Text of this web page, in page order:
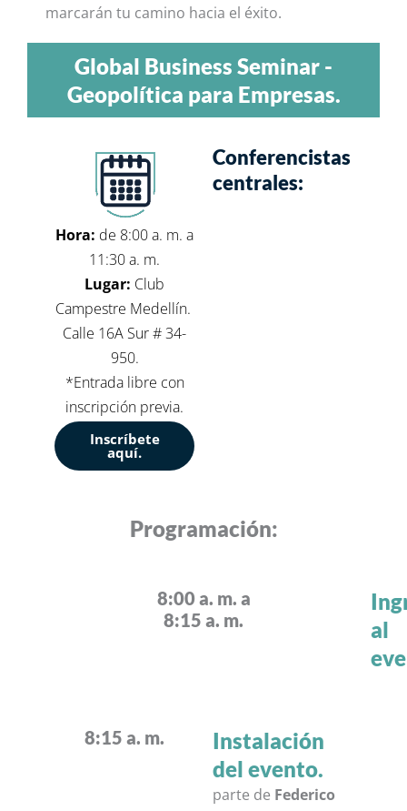
marcarán tu camino hacia el éxito.
Global Business Seminar -
Geopolítica para Empresas.
Hora: de 8:00 a. m. a
11:30 a. m.
Lugar: Club
Campestre Medellín.
Calle 16A Sur # 34-
950.
*Entrada libre con
inscripción previa.
Inscríbete
aquí.
Conferencistas
centrales:
Programación:
8:00 a. m. a
8:15 a. m.
al
8:15 a. m.
Instalación
del evento.
parte de Federico